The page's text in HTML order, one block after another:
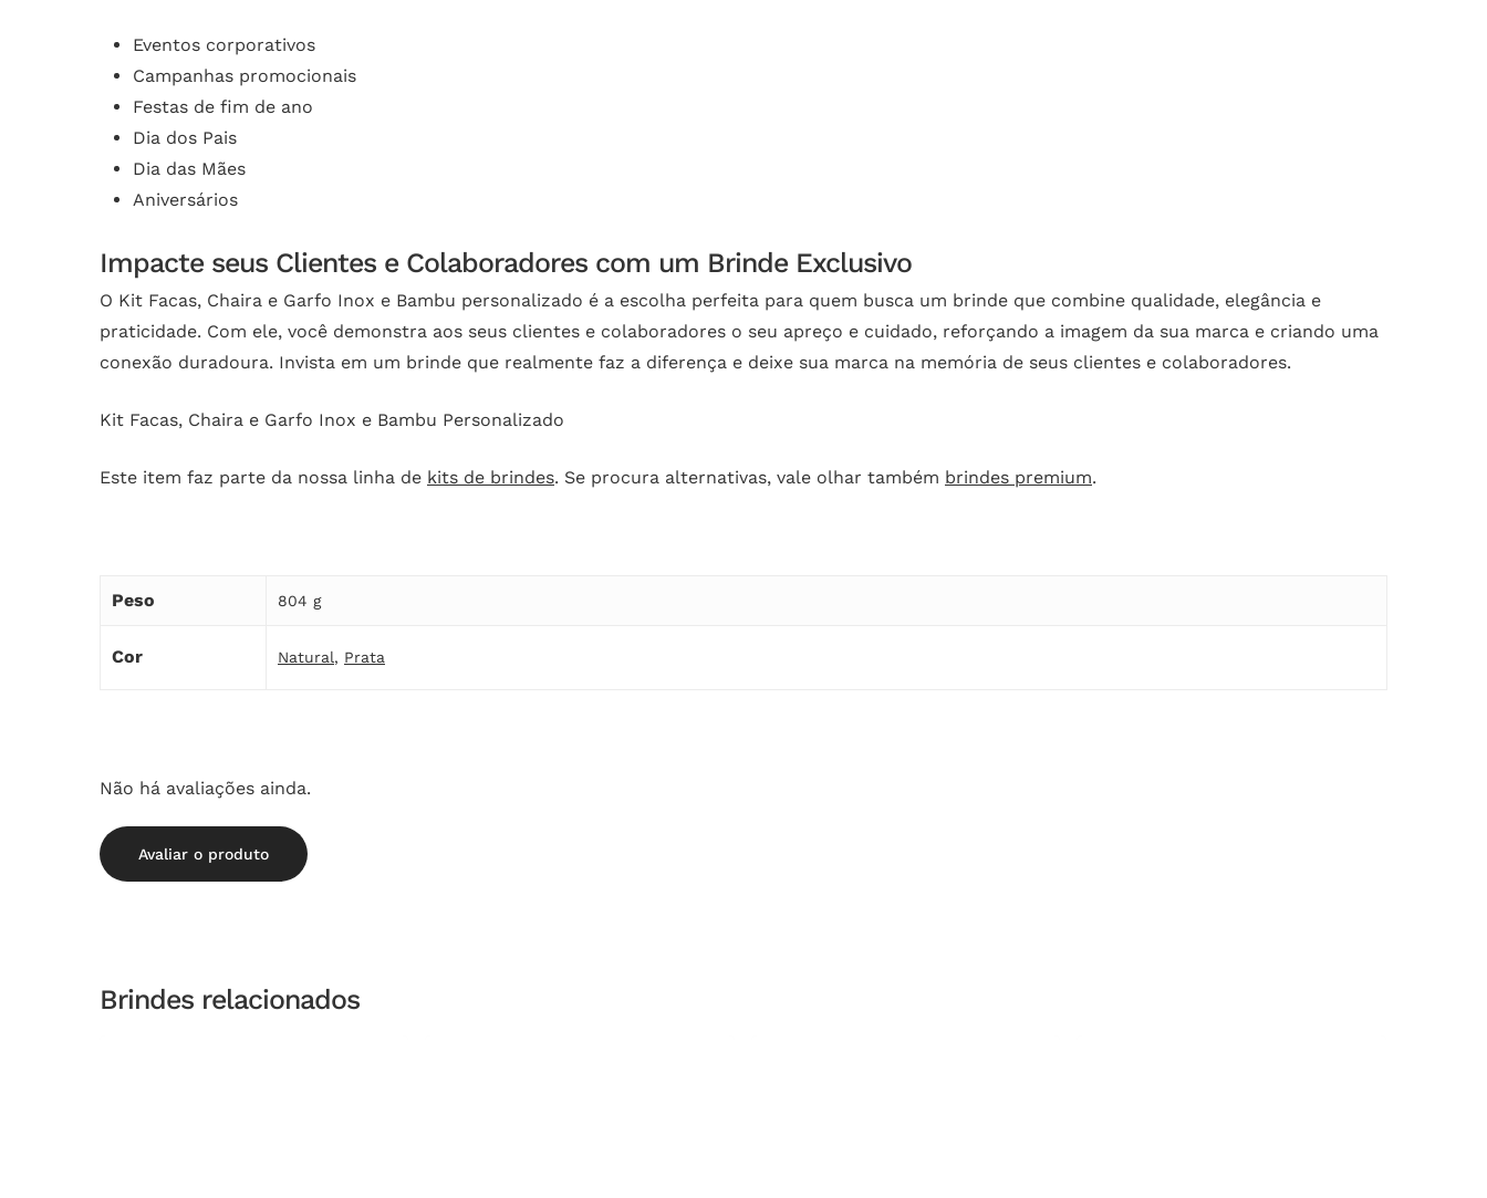
Eventos corporativos
Campanhas promocionais
Festas de fim de ano
Dia dos Pais
Dia das Mães
Aniversários
Impacte seus Clientes e Colaboradores com um Brinde Exclusivo
O Kit Facas, Chaira e Garfo Inox e Bambu personalizado é a escolha perfeita para quem busca um brinde que combine qualidade, elegância e
praticidade. Com ele, você demonstra aos seus clientes e colaboradores o seu apreço e cuidado, reforçando a imagem da sua marca e criando uma
conexão duradoura. Invista em um brinde que realmente faz a diferença e deixe sua marca na memória de seus clientes e colaboradores.
Kit Facas, Chaira e Garfo Inox e Bambu Personalizado
Este item faz parte da nossa linha de kits de brindes. Se procura alternativas, vale olhar também brindes premium.
Peso 804 g
Cor Natural, Prata
Não há avaliações ainda.
Avaliar o produto
Brindes relacionados